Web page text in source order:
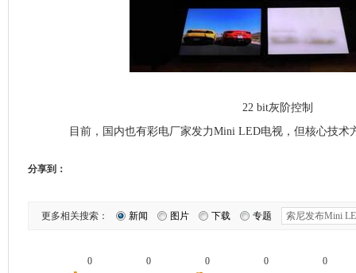
22 bit灰阶控制
目前，国内也有彩电厂家发力Mini LED电视，但核心技术
分享到：
更多相关搜索： 新闻 图片 下载 专题
0 0 0 0 0